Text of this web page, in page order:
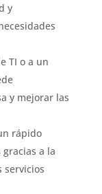
y
TI o a un
y mejorar las
rápido
a la
servicios